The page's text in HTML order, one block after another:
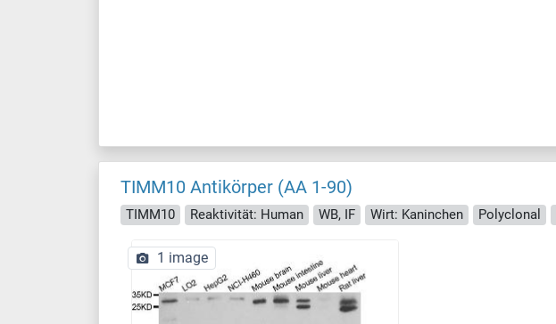
TIMM10 Antikörper (AA 1-90)
TIMM10 Reaktivität: Human WB, IF Wirt: Kaninchen Polyclonal
1 image